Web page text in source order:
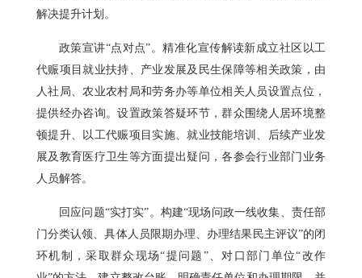
解决提升计划。
政策宣讲“点对点”。精准化宣传解读新成立社区以工
代赈项目就业扶持、产业发展及民生保障等相关政策，由
人社局、农业农村局和劳务办等单位相关人员设置点位，
提供经办咨询。设置政策答疑环节，群众围绕人居环境整
顿提升、以工代赈项目实施、就业技能培训、后续产业发
展及教育医疗卫生等方面提出疑问，各参会行业部门业务
人员解答。
回应问题“实打实”。构建“现场问政一线收集、责任部
门分类认领、具体人员限期办理、办理结果民主评议”的闭
环机制，采取群众现场“提问题”、对口部门单位“改作